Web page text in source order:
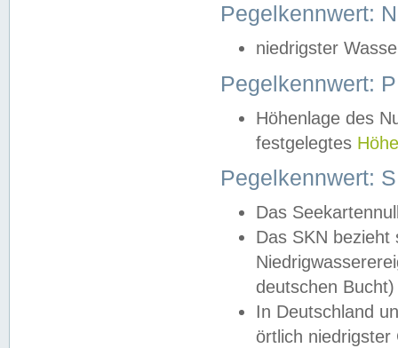
Pegelkennwert:
niedrigster
Pegelkennwert:
Höhenlage des
festgelegtes
Pegelkennwert:
Das
Das SKN
deutschen
In Deutschland
örtlich